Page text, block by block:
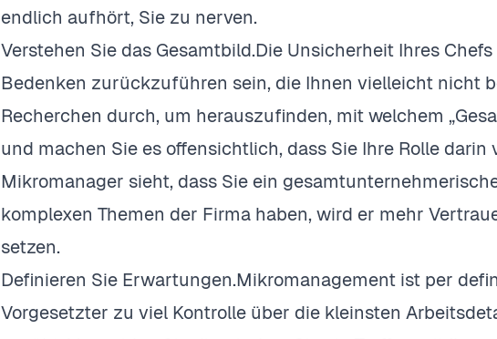
endlich aufhört, Sie zu nerven.
Verstehen Sie das Gesamtbild.Die Unsicherheit Ihres
Bedenken zurückzuführen sein, die Ihnen vielleicht nicht
Recherchen durch, um herauszufinden, mit welchem
und machen Sie es offensichtlich, dass Sie Ihre Rolle darin
Mikromanager sieht, dass Sie ein
komplexen Themen der Firma haben, wird er mehr
setzen.
Definieren Sie Erwartungen.Mikromanagement ist per
Vorgesetzter zu viel Kontrolle über die kleinsten